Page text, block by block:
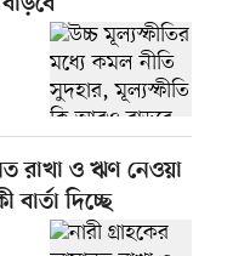
রাখা ও ঋণ নেওয়া
দিচ্ছে